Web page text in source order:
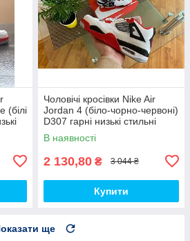
(білі
Чоловічі кросівки Nike Air
Jordan 4 (біло-чорно-червоні)
D307 гарні низькі стильні
кроси топ
В наявності
2 130,80 ₴ 3 044 ₴
Купити
ще